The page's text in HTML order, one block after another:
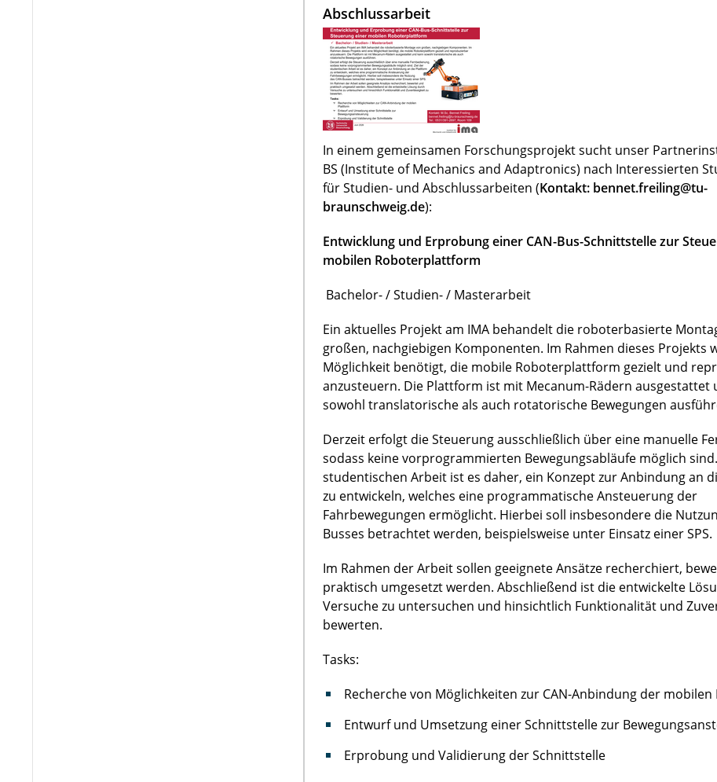
Abschlussarbeit
In einem gemeinsamen Forschungsprojekt sucht unser
BS (Institute of Mechanics and Adaptronics) nach Interessierten
für Studien- und Abschlussarbeiten (Kontakt: bennet.freiling@tu-
braunschweig.de):
Entwicklung und Erprobung einer CAN-Bus-Schnittstelle zur
mobilen Roboterplattform
Bachelor- / Studien- / Masterarbeit
Ein aktuelles Projekt am IMA behandelt die roboterbasierte
großen, nachgiebigen Komponenten. Im Rahmen dieses Projekts
Möglichkeit benötigt, die mobile Roboterplattform gezielt und
anzusteuern. Die Plattform ist mit Mecanum-Rädern ausgestattet
sowohl translatorische als auch rotatorische Bewegungen
Derzeit erfolgt die Steuerung ausschließlich über eine manuelle
sodass keine vorprogrammierten Bewegungsabläufe möglich
studentischen Arbeit ist es daher, ein Konzept zur Anbindung an
zu entwickeln, welches eine programmatische Ansteuerung der
Fahrbewegungen ermöglicht. Hierbei soll insbesondere die
Busses betrachtet werden, beispielsweise unter Einsatz einer SPS.
Im Rahmen der Arbeit sollen geeignete Ansätze recherchiert,
praktisch umgesetzt werden. Abschließend ist die entwickelte
Versuche zu untersuchen und hinsichtlich Funktionalität und
bewerten.
Tasks:
Recherche von Möglichkeiten zur CAN-Anbindung der
Entwurf und Umsetzung einer Schnittstelle zur
Erprobung und Validierung der Schnittstelle